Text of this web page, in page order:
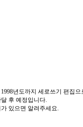
년도까지 세로쓰기 편집
후 예정입니다.
있으면 알려주세요.